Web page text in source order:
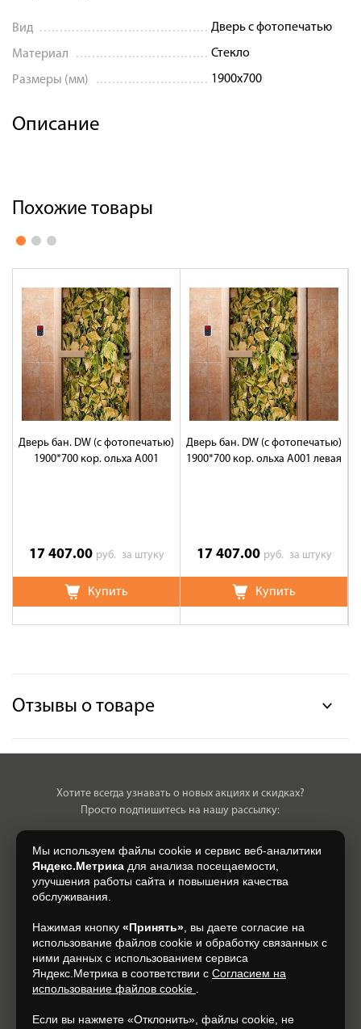
Вид Дверь с фотопечатью
Материал Стекло
Размеры (мм) 1900x700
Описание
Похожие товары
Дверь бан. DW (с фотопечатью)
1900*700 кор. ольха А001
17 407.00 руб. за штуку
Купить
Дверь бан. DW (с фотопечатью)
1900*700 кор. ольха А001 левая
17 407.00 руб. за штуку
Купить
Отзывы о товаре
Хотите всегда узнавать о новых акциях и скидках?
Просто подпишитесь на нашу рассылку:
Нажимая на кнопку, я даю свое согласие на обработку моих
персональных данных, на условиях и для целей, определенных в
Подписаться
+7 (930) 305-85-90
Мы используем файлы cookie и сервис веб-аналитики
Яндекс.Метрика для анализа посещаемости,
улучшения работы сайта и повышения качества
обслуживания.
Нажимая кнопку «Принять» , вы даете согласие на
использование файлов cookie и обработку связанных с
ними данных с использованием сервиса
Яндекс.Метрика в соответствии с Согласием на
использование файлов cookie
Если вы нажмете «Отклонить», файлы cookie, не